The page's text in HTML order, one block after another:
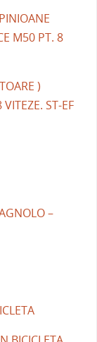
M50 PT. 8
)
ST-EF
–